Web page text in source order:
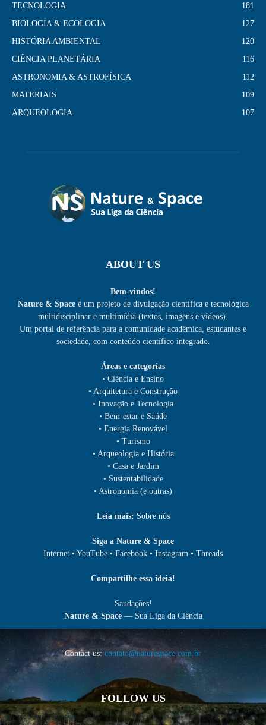
TECNOLOGIA
181
BIOLOGIA & ECOLOGIA
127
HISTÓRIA AMBIENTAL
120
CIÊNCIA PLANETÁRIA
116
ASTRONOMIA & ASTROFÍSICA
112
MATERIAIS
109
ARQUEOLOGIA
107
ABOUT US
Bem-vindos!
Nature & Spaceé um projeto de divulgação científica e tecnológica
multidisciplinar e multimídia (textos, imagens e vídeos).
Um portal de referência para a comunidade acadêmica, estudantes e
sociedade, com conteúdo científico integrado.
Áreas e categorias
• Ciência e Ensino
• Arquitetura e Construção
• Inovação e Tecnologia
• Bem-estar e Saúde
• Energia Renovável
• Turismo
• Arqueologia e História
• Casa e Jardim
• Sustentabilidade
• Astronomia (e outras)
Leia mais: Sobre nós
Siga a Nature & Space
Internet • YouTube • Facebook • Instagram • Threads
Compartilhe essa ideia!
Saudações!
Nature & Space— Sua Liga da Ciência
Contact us:contato@naturespace.com.br
FOLLOW US